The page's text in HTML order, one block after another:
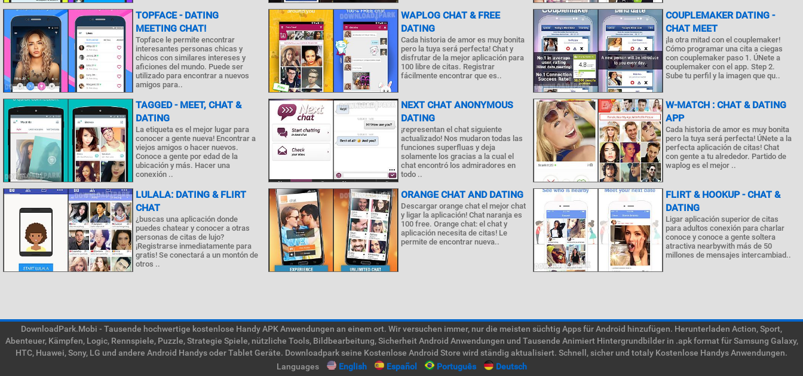
TOPFACE - DATING
MEETING CHAT!
Topface le permite encontrar
interesantes personas chicas y
chicos con similares intereses y
aficiones del mundo. Puede ser
utilizado para encontrar a nuevos
amigos para..
WAPLOG CHAT & FREE
DATING
Cada historia de amor es muy bonita
pero la tuya será perfecta! Chat y
disfrutar de la mejor aplicación para
100 libre de citas. Registrar
fácilmente encontrar que es..
COUPLEMAKER DATING -
CHAT MEET
¡la otra mitad con el couplemaker!
Cómo programar una cita a ciegas
con couplemaker paso 1. ÚNete a
couplemaker con el app. Step 2.
Sube tu perfil y la imagen que qu..
TAGGED - MEET, CHAT &
DATING
La etiqueta es el mejor lugar para
conocer a gente nueva! Encontrar a
viejos amigos o hacer nuevos.
Conoce a gente por edad de la
ubicación y más. Hacer una
conexión ..
NEXT CHAT ANONYMOUS
DATING
¡representan el chat siguiente
actualizado! Nos mudaron todas las
funciones superfluas y deja
solamente los gracias a la cual el
chat encontró los admiradores en
todo ..
W-MATCH : CHAT & DATING
APP
Cada historia de amor es muy bonita
pero la tuya será perfecta! ÚNete a la
perfecta aplicación de citas! Chat
con gente a tu alrededor. Partido de
waplog es el mejor ..
LULALA: DATING & FLIRT
CHAT
¿buscas una aplicación donde
puedes chatear y conocer a otras
personas de citas de lujo?
¡Registrarse inmediatamente para
gratis! Se conectará a un montón de
otros ..
ORANGE CHAT AND DATING
Descargar orange chat el mejor chat
y ligar la aplicación! Chat naranja es
100 free. Orange chat: el chat y
aplicación necesita de citas! Le
permite de encontrar nueva..
FLIRT & HOOKUP - CHAT &
DATING
Ligar aplicación superior de citas
para adultos conexión para charlar
conoce y conoce a gente soltera
atractiva nearbywith más de 50
millones de mensajes intercambiad..
DownloadPark.Mobi - Tausende hochwertige kostenlose Handy APK Anwendungen an einem ort. Wir versuchen immer, nur die meisten süchtig Apps für Android hinzufügen. Herunterladen Action, Sport,
Abenteuer, Kämpfen, Logic, Rennspiele, Puzzle, Strategie Spiele, nützliche Tools, Bildbearbeitung, Sicherheit Android Anwendungen und Tausende Animiert Hintergrundbilder in .apk format für Samsung Galaxy,
HTC, Huawei, Sony, LG und andere Android Handys oder Tablet Geräte. Downloadpark seine Kostenlose Android Store wird ständig aktualisiert. Schnell, sicher und totaly Kostenlose Handys Anwendungen.
Languages
English Español Português
Deutsch